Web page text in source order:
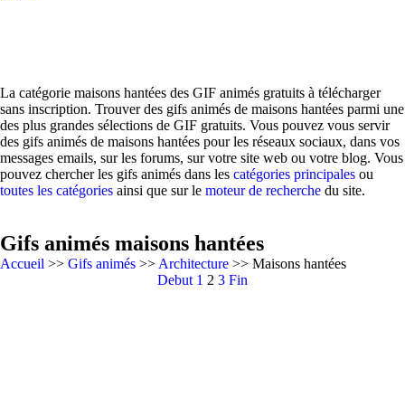
La catégorie maisons hantées des GIF animés gratuits à télécharger
sans inscription. Trouver des gifs animés de maisons hantées parmi une
des plus grandes sélections de GIF gratuits. Vous pouvez vous servir
des gifs animés de maisons hantées pour les réseaux sociaux, dans vos
messages emails, sur les forums, sur votre site web ou votre blog. Vous
pouvez chercher les gifs animés dans les catégories principales ou
toutes les catégories ainsi que sur le moteur de recherche du site.
Gifs animés maisons hantées
Accueil >> Gifs animés >> Architecture >> Maisons hantées
Debut 1 2 3 Fin